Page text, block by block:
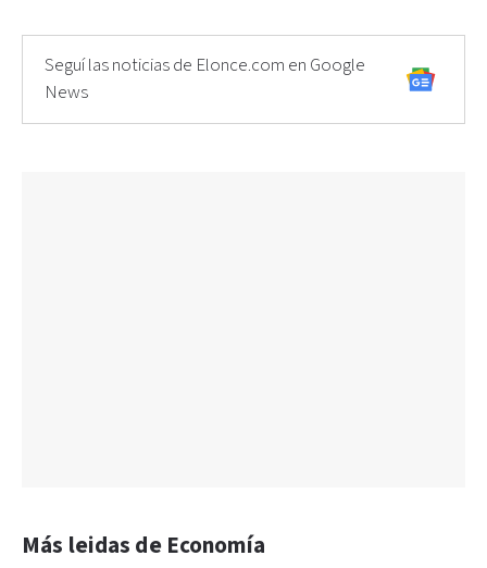
Seguí las noticias de Elonce.com en Google
News
Más leidas de Economía